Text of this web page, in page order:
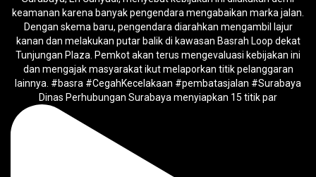
Dinas Perhubungan Surabaya menyiapkan 15 titik par